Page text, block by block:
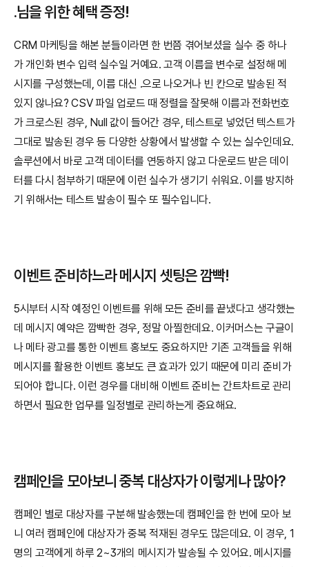
.님을 위한 혜택 증정!
CRM 마케팅을 해본 분들이라면 한 번쯤 겪어보셨을 실수 중 하나
가 개인화 변수 입력 실수일 거예요. 고객 이름을 변수로 설정해 메
시지를 구성했는데, 이름 대신 .으로 나오거나 빈 칸으로 발송된 적
있지 않나요? CSV 파일 업로드 때 정렬을 잘못해 이름과 전화번호
가 크로스된 경우, Null 값이 들어간 경우, 테스트로 넣었던 텍스트가
그대로 발송된 경우 등 다양한 상황에서 발생할 수 있는 실수인데요.
솔루션에서 바로 고객 데이터를 연동하지 않고 다운로드 받은 데이
터를 다시 첨부하기 때문에 이런 실수가 생기기 쉬워요. 이를 방지하
기 위해서는 테스트 발송이 필수 또 필수입니다.
이벤트 준비하느라 메시지 셋팅은 깜빡!
5시부터 시작 예정인 이벤트를 위해 모든 준비를 끝냈다고 생각했는
데 메시지 예약은 깜빡한 경우, 정말 아찔한데요. 이커머스는 구글이
나 메타 광고를 통한 이벤트 홍보도 중요하지만 기존 고객들을 위해
메시지를 활용한 이벤트 홍보도 큰 효과가 있기 때문에 미리 준비가
되어야 합니다. 이런 경우를 대비해 이벤트 준비는 간트차트로 관리
하면서 필요한 업무를 일정별로 관리하는게 중요해요.
캠페인을 모아보니 중복 대상자가 이렇게나 많아?
캠페인 별로 대상자를 구분해 발송했는데 캠페인을 한 번에 모아 보
니 여러 캠페인에 대상자가 중복 적재된 경우도 많은데요. 이 경우, 1
명의 고객에게 하루 2~3개의 메시지가 발송될 수 있어요. 메시지를